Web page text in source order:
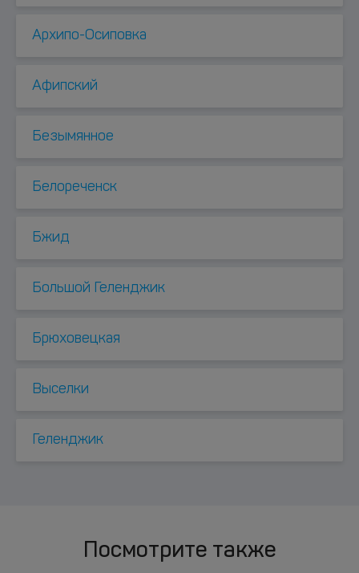
Архипо-Осиповка
Афипский
Безымянное
Белореченск
Бжид
Большой Геленджик
Брюховецкая
Выселки
Геленджик
Посмотрите также